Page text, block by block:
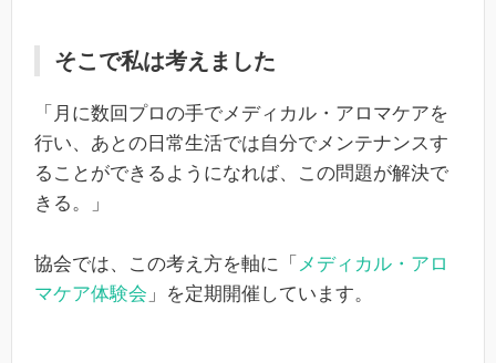
そこで私は考えました
「月に数回プロの手でメディカル・アロマケアを
行い、あとの日常生活では自分でメンテナンスす
ることができるようになれば、この問題が解決で
きる。」
協会では、この考え方を軸に「 メディカル・アロ
マケア体験会 」を定期開催しています。